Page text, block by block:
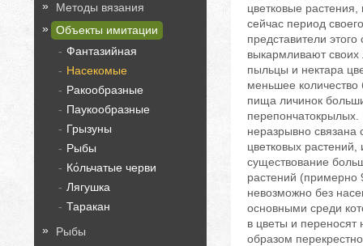
Методы вязания
Объекты имитации
Фантазийная
Насекомые
Ракообразные
Паукообразные
Грызуны
Рыбы
Ко́льчатые черви
Лягушка
Таракан
Рыбы
цветковые
сейчас период
представители этого
выкармливают своих
пыльцы и нектара
меньшее
пища личинок
неразрывно связана
цветковых растений,
существование
растений (примерно
невозможно без
основными среди
в цветы и переносят
образом